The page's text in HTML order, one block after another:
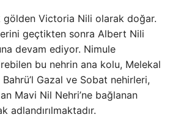
gölden Victoria Nili olarak doğar.
geçtikten sonra Albert Nili
devam ediyor. Nimule
bu nehrin ana kolu, Melekal
Bahrü’l Gazal ve Sobat nehirleri,
Mavi Nil Nehri’ne bağlanan
adlandırılmaktadır.